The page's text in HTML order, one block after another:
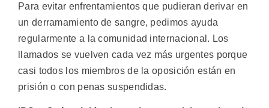
Para evitar enfrentamientos que pudieran derivar en
un derramamiento de sangre, pedimos ayuda
regularmente a la comunidad internacional. Los
llamados se vuelven cada vez más urgentes porque
casi todos los miembros de la oposición están en
prisión o con penas suspendidas.